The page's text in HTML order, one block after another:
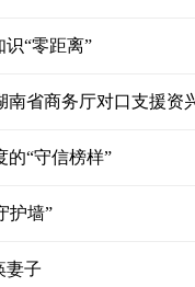
“零距离”
省商务厅对口支援资
的“守信榜样”
护墙”
妻子